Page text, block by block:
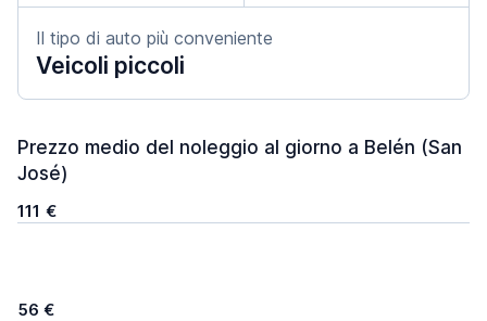
Il tipo di auto più conveniente
Veicoli piccoli
Prezzo medio del noleggio al giorno a Belén (San
José)
111 €
56 €